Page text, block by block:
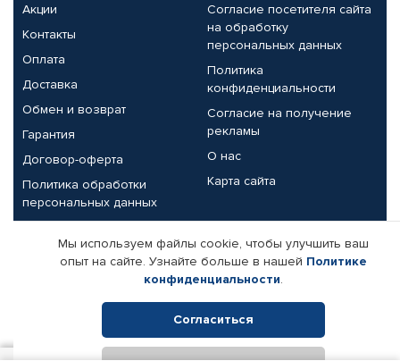
Акции
Контакты
Оплата
Доставка
Обмен и возврат
Гарантия
Договор-оферта
Политика обработки
персональных данных
Согласие посетителя сайта
на обработку
персональных данных
Политика
конфиденциальности
Согласие на получение
рекламы
О нас
Карта сайта
Партнерам
Корпоративным клиентам
Поставщикам
Реквизиты компании
Мы используем файлы cookie, чтобы улучшить ваш
опыт на сайте. Узнайте больше в нашей Политике
конфиденциальности.
Согласиться